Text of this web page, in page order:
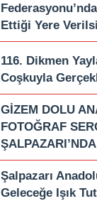
Ettiği Yere
116. Dikmen
Coşkuyla
GİZEM DOLU
FOTOĞRAF
ŞALPAZARI’NDA
Şalpazarı
Geleceğe Işık